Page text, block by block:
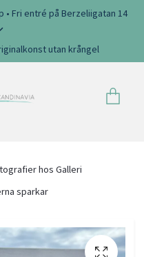
• Fri entré på Berzeliigatan 14
utan krångel
hos Galleri
sparkar